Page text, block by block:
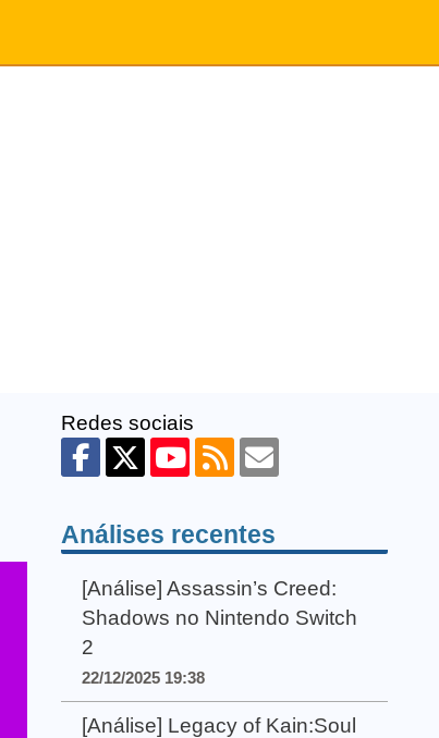
Redes sociais
Análises recentes
[Análise] Assassin’s Creed:
Shadows no Nintendo Switch
2
22/12/2025 19:38
[Análise] Legacy of Kain:Soul